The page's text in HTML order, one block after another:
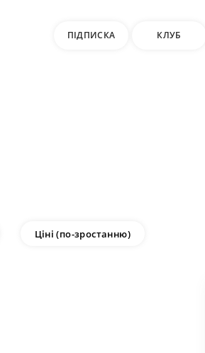
ПІДПИСКА КЛУБ
Ціні (по-зростанню)